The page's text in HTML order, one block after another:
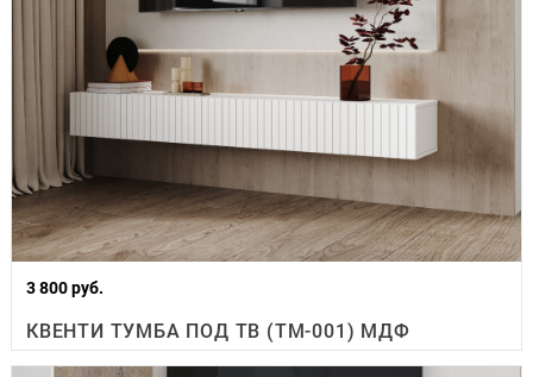
3 800 руб.
КВЕНТИ ТУМБА ПОД ТВ (ТМ-001) МДФ